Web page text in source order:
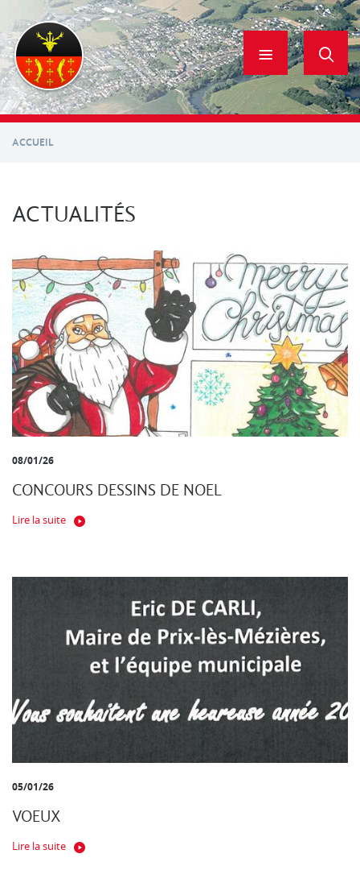
contenu
principal
ACCUEIL
ACTUALITÉS
08/01/26
CONCOURS DESSINS DE NOEL
Lire la suite
05/01/26
VOEUX
Lire la suite